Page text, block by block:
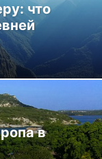
что
в